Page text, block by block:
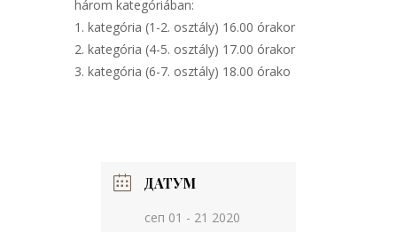
három kategóriában:
1. kategória (1-2. osztály) 16.00 órakor
2. kategória (4-5. osztály) 17.00 órakor
3. kategória (6-7. osztály) 18.00 órako
ДАТУМ
сеп 01 - 21 2020